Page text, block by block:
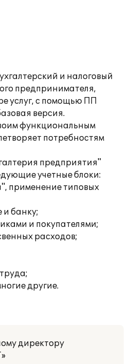
и налоговый
предпринимателя,
услуг, с помощью ПП
версия.
функциональным
потребностям
предприятия"
учетные блоки:
применение типовых
и банку;
и покупателями;
расходов;
другие.
директору